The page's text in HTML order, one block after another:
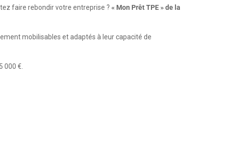
faire rebondir votre entreprise ? « Mon Prêt TPE » de la
mobilisables et adaptés à leur capacité de
000 €.